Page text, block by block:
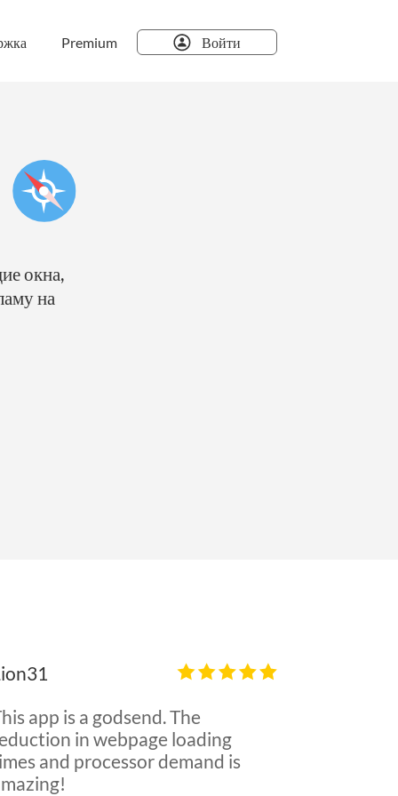
Premium Войти
окна,
на
app is a godsend. The
in webpage loading
and processor demand is